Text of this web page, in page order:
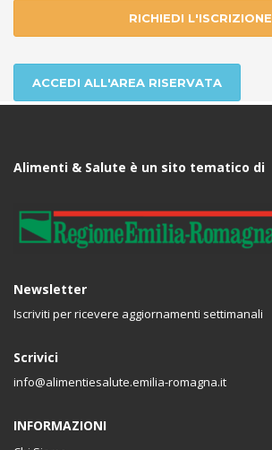
RICHIEDI L'ISCRIZIONE
ACCEDI ALL'AREA RISERVATA
Alimenti & Salute è un sito tematico di
Newsletter
Iscriviti per ricevere aggiornamenti settimanali
Scrivici
info@alimentiesalute.emilia-romagna.it
INFORMAZIONI